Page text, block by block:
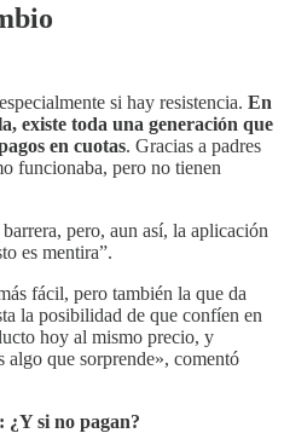
si hay resistencia. En
existe toda una generación que
en cuotas. Gracias a padres
funcionaba, pero no tienen
pero, aun así, la aplicación
es mentira”.
fácil, pero también la que da
la posibilidad de que confíen en
hoy al mismo precio, y
algo que sorprende», comentó
¿Y si no pagan?